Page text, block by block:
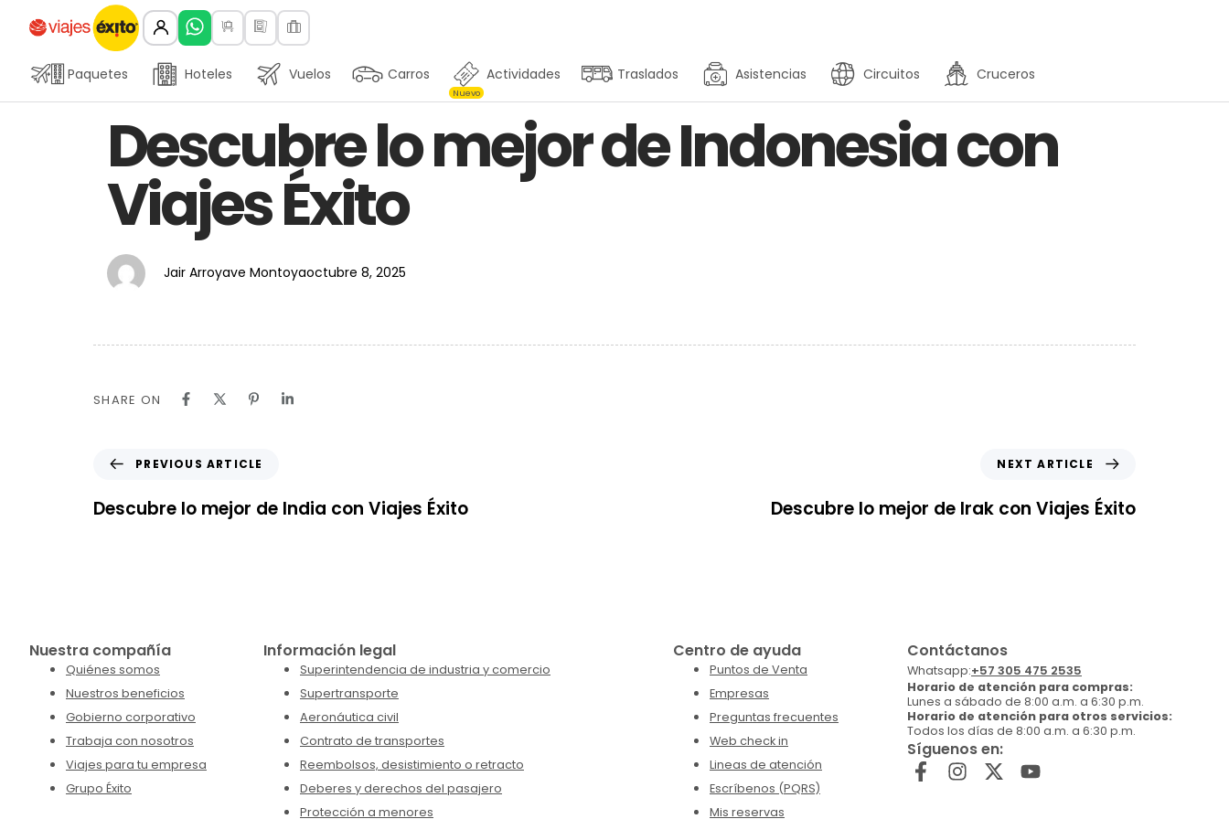
Paquetes Hoteles Vuelos Carros Actividades
Nuevo
Traslados Asistencias Circuitos Cruceros
IN:
Descubre lo mejor de Indonesia con
Viajes Éxito
Jair Arroyave Montoya
on:
octubre 8, 2025
SHARE ON
PREVIOUS ARTICLE
Descubre lo mejor de India con Viajes Éxito
NEXT ARTICLE
Descubre lo mejor de Irak con Viajes Éxito
Nuestra compañía
Quiénes somos
Nuestros beneficios
Gobierno corporativo
Trabaja con nosotros
Viajes para tu empresa
Grupo Éxito
Información legal
Superintendencia de industria y comercio
Supertransporte
Aeronáutica civil
Contrato de transportes
Reembolsos, desistimiento o retracto
Deberes y derechos del pasajero
Protección a menores
Centro de ayuda
Puntos de Venta
Empresas
Preguntas frecuentes
Web check in
Lineas de atención
Escríbenos (PQRS)
Mis reservas
Contáctanos
Whatsapp:+57 305 475 2535
Horario de atención para compras:
Lunes a sábado de 8:00 a.m. a 6:30 p.m.
Horario de atención para otros servicios:
Todos los días de 8:00 a.m. a 6:30 p.m.
Síguenos en: